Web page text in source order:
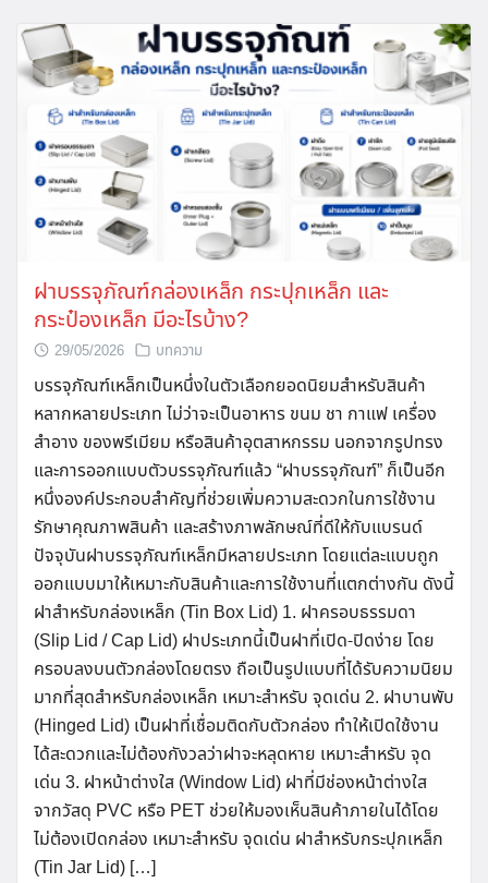
ฝาบรรจุภัณฑ์กล่องเหล็ก กระปุกเหล็ก และ
กระป๋องเหล็ก มีอะไรบ้าง?
29/05/2026 บทความ
บรรจุภัณฑ์เหล็กเป็นหนึ่งในตัวเลือกยอดนิยมสำหรับสินค้า
หลากหลายประเภท ไม่ว่าจะเป็นอาหาร ขนม ชา กาแฟ เครื่อง
สำอาง ของพรีเมียม หรือสินค้าอุตสาหกรรม นอกจากรูปทรง
และการออกแบบตัวบรรจุภัณฑ์แล้ว “ฝาบรรจุภัณฑ์” ก็เป็นอีก
หนึ่งองค์ประกอบสำคัญที่ช่วยเพิ่มความสะดวกในการใช้งาน
รักษาคุณภาพสินค้า และสร้างภาพลักษณ์ที่ดีให้กับแบรนด์
ปัจจุบันฝาบรรจุภัณฑ์เหล็กมีหลายประเภท โดยแต่ละแบบถูก
ออกแบบมาให้เหมาะกับสินค้าและการใช้งานที่แตกต่างกัน ดังนี้
ฝาสำหรับกล่องเหล็ก (Tin Box Lid) 1. ฝาครอบธรรมดา
(Slip Lid / Cap Lid) ฝาประเภทนี้เป็นฝาที่เปิด-ปิดง่าย โดย
ครอบลงบนตัวกล่องโดยตรง ถือเป็นรูปแบบที่ได้รับความนิยม
มากที่สุดสำหรับกล่องเหล็ก เหมาะสำหรับ จุดเด่น 2. ฝาบานพับ
(Hinged Lid) เป็นฝาที่เชื่อมติดกับตัวกล่อง ทำให้เปิดใช้งาน
ได้สะดวกและไม่ต้องกังวลว่าฝาจะหลุดหาย เหมาะสำหรับ จุด
เด่น 3. ฝาหน้าต่างใส (Window Lid) ฝาที่มีช่องหน้าต่างใส
จากวัสดุ PVC หรือ PET ช่วยให้มองเห็นสินค้าภายในได้โดย
ไม่ต้องเปิดกล่อง เหมาะสำหรับ จุดเด่น ฝาสำหรับกระปุกเหล็ก
(Tin Jar Lid) […]